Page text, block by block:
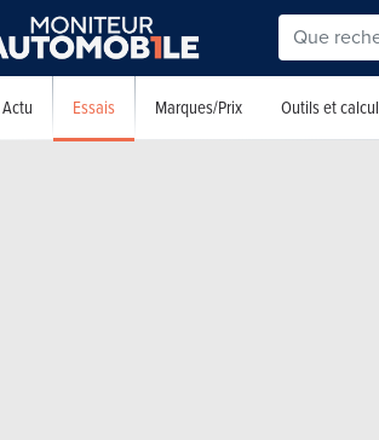
Actu Essais Marques/Prix Outils et